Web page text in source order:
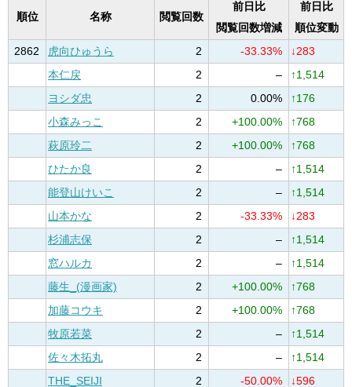
順位 名称 閲覧回数
前日比
閲覧回数増減
前日比
順位変動
2862
虎向ひゅうら 2 -33.33%
↓283
本仁戻
2 –
↑1,514
ヨシダ忠
2 0.00%
↑176
小森みっこ
2 +100.00%
↑768
萩原玲二
2 +100.00%
↑768
ひたか良
2 –
↑1,514
能登山けいこ
2 –
↑1,514
山本かな
2 -33.33%
↓283
杉浦志保
2 –
↑1,514
窓ハルカ
2 –
↑1,514
藤生_(漫画家)
2 +100.00%
↑768
加藤コウキ
2 +100.00%
↑768
牧原若菜
2 –
↑1,514
佐々木拓丸
2 –
↑1,514
THE_SEIJI
2 -50.00%
↓596